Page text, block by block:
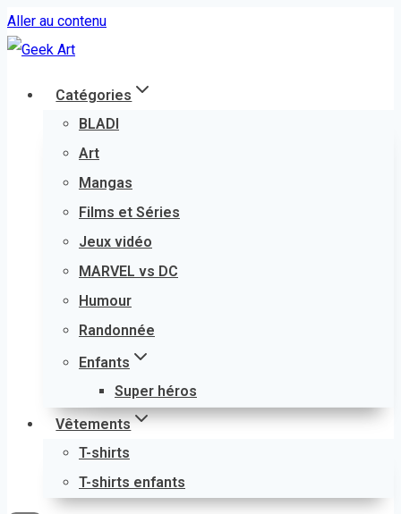
Aller au contenu
Catégories
BLADI
Art
Mangas
Films et Séries
Jeux vidéo
MARVEL vs DC
Humour
Randonnée
Enfants
Super héros
Vêtements
T-shirts
T-shirts enfants